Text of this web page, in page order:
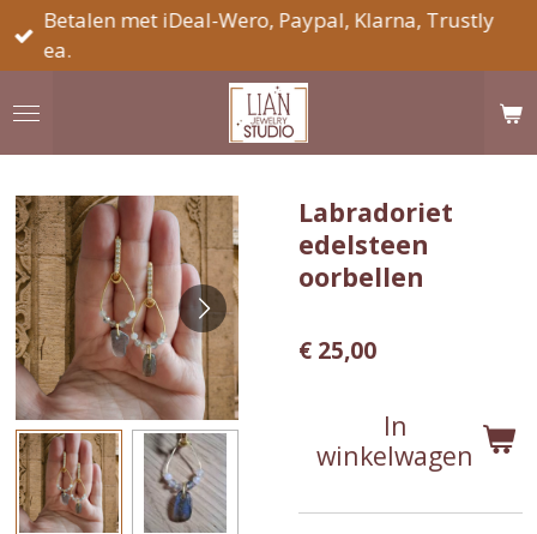
Ga
direct
de
Betalen met iDeal-Wero, Paypal, Klarna, Trustly
ea.
Labradoriet
edelsteen
oorbellen
€ 25,00
In
winkelwagen